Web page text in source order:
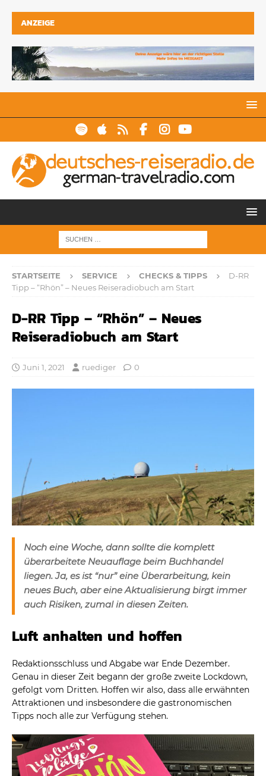
ANZEIGE
STARTSEITE SERVICE CHECKS & TIPPS
D-RR
Tipp – “Rhön” – Neues Reiseradiobuch am Start
D-RR Tipp – “Rhön” – Neues
Reiseradiobuch am Start
Juni 1, 2021 ruediger 0
Noch eine Woche, dann sollte die komplett
überarbeitete Neuauflage beim Buchhandel
liegen. Ja, es ist “nur” eine Überarbeitung, kein
neues Buch, aber eine Aktualisierung birgt immer
auch Risiken, zumal in diesen Zeiten.
Luft anhalten und hoffen
Redaktionsschluss und Abgabe war Ende Dezember.
Genau in dieser Zeit begann der große zweite Lockdown,
gefolgt vom Dritten. Hoffen wir also, dass alle erwähnten
Attraktionen und insbesondere die gastronomischen
Tipps noch alle zur Verfügung stehen.